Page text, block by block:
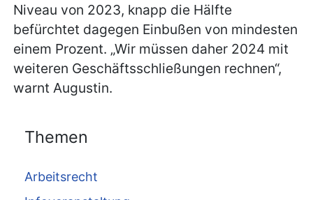
Niveau von 2023, knapp die Hälfte
befürchtet dagegen Einbußen von mindesten
einem Prozent. „Wir müssen daher 2024 mit
weiteren Geschäftsschließungen rechnen“,
warnt Augustin.
Themen
Arbeitsrecht